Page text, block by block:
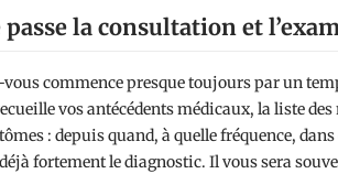
la consultation et
commence presque toujours par un
vos antécédents médicaux, la liste
: depuis quand, à quelle fréquence,
fortement le diagnostic. Il vous sera